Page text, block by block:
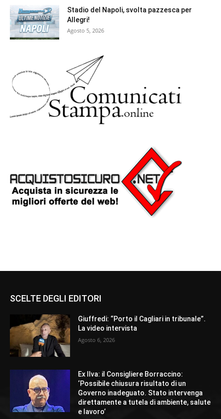
Stadio del Napoli, svolta pazzesca per
Allegri!
Agosto 5, 2026
SCELTE DEGLI EDITORI
Giuffredi: “Porto il Cagliari in tribunale”.
La video intervista
Agosto 6, 2026
Ex Ilva: il Consigliere Borraccino:
‘Possibile chiusura risultato di un
Governo inadeguato. Stato intervenga
direttamente a tutela di ambiente, salute
e lavoro’